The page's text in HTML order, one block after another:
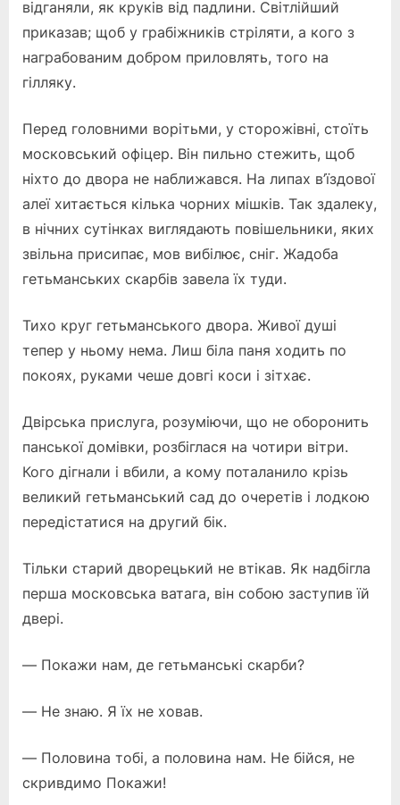
відганяли, як круків від падлини. Світлійший
приказав; щоб у грабіжників стріляти, а кого з
награбованим добром приловлять, того на
гілляку.
Перед головними ворітьми, у сторожівні, стоїть
московський офіцер. Він пильно стежить, щоб
ніхто до двора не наближався. На липах в’їздової
алеї хитається кілька чорних мішків. Так здалеку,
в нічних сутінках виглядають повішельники, яких
звільна присипає, мов вибілює, сніг. Жадоба
гетьманських скарбів завела їх туди.
Тихо круг гетьманського двора. Живої душі
тепер у ньому нема. Лиш біла паня ходить по
покоях, руками чеше довгі коси і зітхає.
Двірська прислуга, розуміючи, що не оборонить
панської домівки, розбіглася на чотири вітри.
Кого дігнали і вбили, а кому поталанило крізь
великий гетьманський сад до очеретів і лодкою
передістатися на другий бік.
Тільки старий дворецький не втікав. Як надбігла
перша московська ватага, він собою заступив їй
двері.
— Покажи нам, де гетьманські скарби?
— Не знаю. Я їх не ховав.
— Половина тобі, а половина нам. Не бійся, не
скривдимо Покажи!